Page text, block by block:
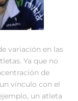
variación en las
Ya que no
de
vínculo con el
un atleta